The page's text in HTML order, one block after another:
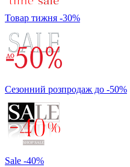
Товар тижня -30%
Сезонний розпродаж до -50%
Sale -40%